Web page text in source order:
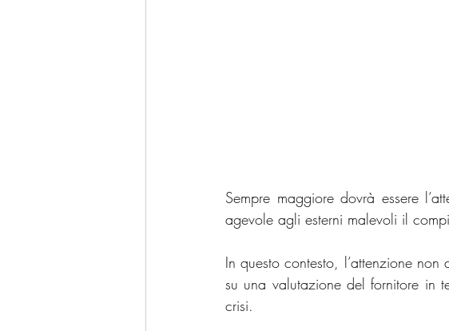
Sempre maggiore dovrà essere
agevole agli esterni malevoli il
In questo contesto, l’attenzione
su una valutazione del fornitore in
crisi.